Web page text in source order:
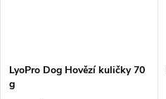
LyoPro Dog Hovězí kuličky 70
g